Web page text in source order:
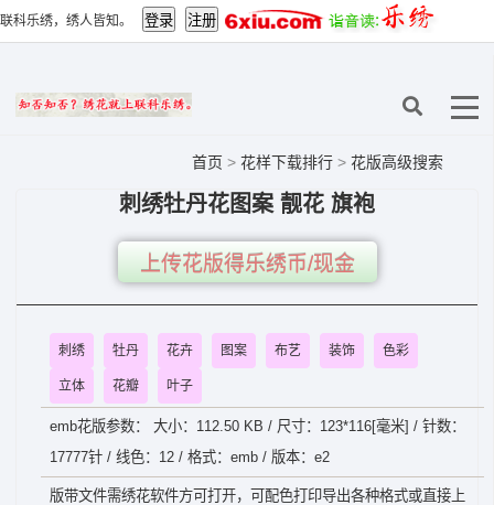
联科乐绣，绣人皆知。
首页 > 花样下载排行 > 花版高级搜索
刺绣牡丹花图案 靓花 旗袍
上传花版得乐绣币/现金
刺绣 牡丹 花卉 图案 布艺 装饰 色彩
立体 花瓣 叶子
emb花版参数： 大小：112.50 KB / 尺寸：123*116[毫米] / 针数：
17777针 / 线色：12 / 格式：emb / 版本：e2
版带文件需绣花软件方可打开，可配色打印导出各种格式或直接上